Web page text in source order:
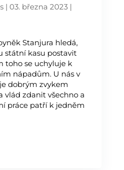
| 03. března 2023|
Stanjura hledá,
státní kasu postavit
toho se uchyluje k
nápadům. U nás v
dobrým zvykem
vlád zdanit všechno a
práce patří k jedněm